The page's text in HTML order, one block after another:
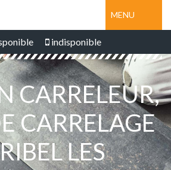
MENU
indisponible
CARRELEUR,
CARRELAGE
LES